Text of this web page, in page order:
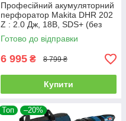
Професійний акумуляторний
перфоратор Makita DHR 202
Z : 2.0 Дж, 18В, SDS+ (без
Акб та зарядного)
Готово до відправки
6 995 ₴ 8 799 ₴
Купити
Топ –20%